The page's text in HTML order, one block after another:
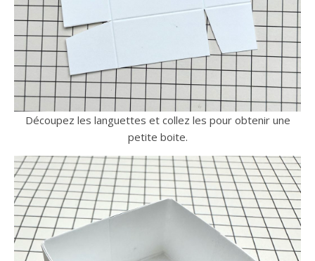
Découpez les languettes et collez les pour obtenir une
petite boite.